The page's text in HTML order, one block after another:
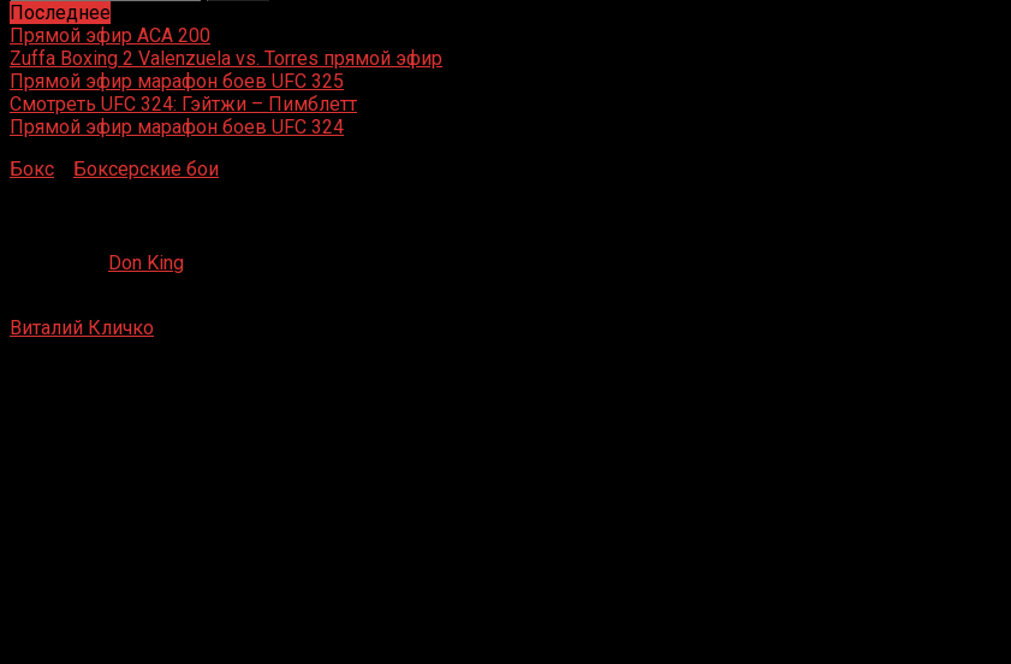
Последнее
Прямой эфир ACA 200
Zuffa Boxing 2 Valenzuela vs. Torres прямой эфир
Прямой эфир марафон боев UFC 325
Смотреть UFC 324: Гэйтжи – Пимблетт
Прямой эфир марафон боев UFC 324
Бокс
Боксерские бои
Don King
Виталий Кличко